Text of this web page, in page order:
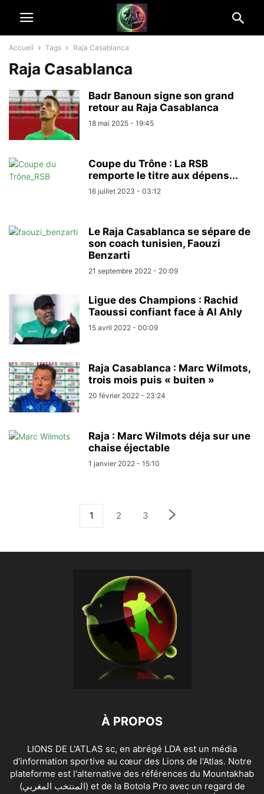
Accueil Tags Raja Casablanca
Raja Casablanca
Badr Banoun signe son grand
retour au Raja Casablanca
18 mai 2025 - 19:45
Coupe du Trône : La RSB
remporte le titre aux dépens...
16 juillet 2023 - 03:12
Le Raja Casablanca se sépare de
son coach tunisien, Faouzi
Benzarti
21 septembre 2022 - 20:09
Ligue des Champions : Rachid
Taoussi confiant face à Al Ahly
15 avril 2022 - 00:09
Raja Casablanca : Marc Wilmots,
trois mois puis « buiten »
20 février 2022 - 23:24
Raja : Marc Wilmots déja sur une
chaise éjectable
1 janvier 2022 - 15:10
1 2 3
À PROPOS
LIONS DE L'ATLAS sc, en abrégé LDA est un média
d'information sportive au cœur des Lions de l'Atlas. Notre
plateforme est l'alternative des références du Mountakhab
(المنتخب المغربي) et de la Botola Pro avec un regard de